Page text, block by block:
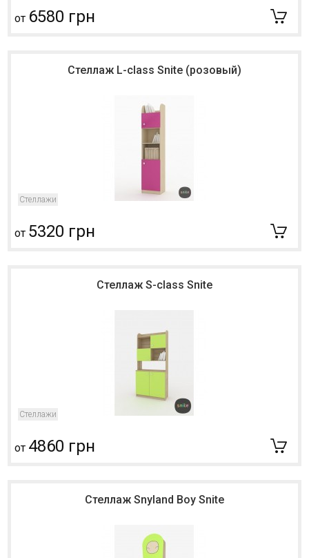
от 6580 грн
Стеллаж L-class Snite (розовый)
Стеллажи
от 5320 грн
Стеллаж S-class Snite
Стеллажи
от 4860 грн
Стеллаж Snyland Boy Snite